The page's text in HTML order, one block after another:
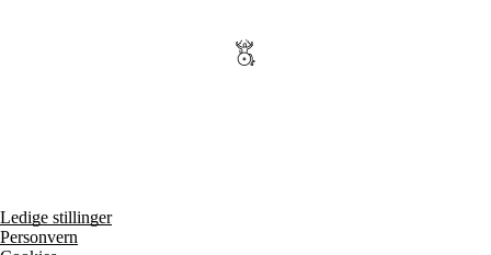
Ledige stillinger
Personvern